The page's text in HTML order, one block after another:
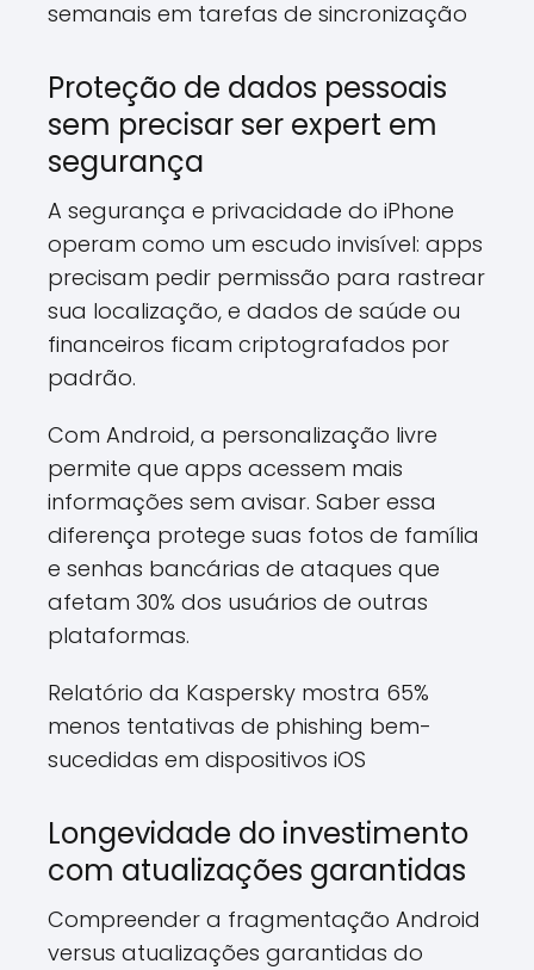
semanais em tarefas de sincronização
Proteção de dados pessoais
sem precisar ser expert em
segurança
A segurança e privacidade do iPhone
operam como um escudo invisível: apps
precisam pedir permissão para rastrear
sua localização, e dados de saúde ou
financeiros ficam criptografados por
padrão.
Com Android, a personalização livre
permite que apps acessem mais
informações sem avisar. Saber essa
diferença protege suas fotos de família
e senhas bancárias de ataques que
afetam 30% dos usuários de outras
plataformas.
Relatório da Kaspersky mostra 65%
menos tentativas de phishing bem-
sucedidas em dispositivos iOS
Longevidade do investimento
com atualizações garantidas
Compreender a fragmentação Android
versus atualizações garantidas do